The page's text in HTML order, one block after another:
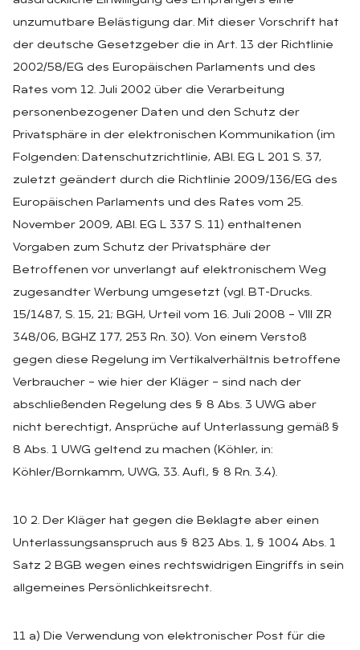
unzumutbare Belästigung dar. Mit dieser Vorschrift hat
der deutsche Gesetzgeber die in Art. 13 der Richtlinie
2002/58/EG des Europäischen Parlaments und des
Rates vom 12. Juli 2002 über die Verarbeitung
personenbezogener Daten und den Schutz der
Privatsphäre in der elektronischen Kommunikation (im
Folgenden: Datenschutzrichtlinie, ABl. EG L 201 S. 37,
zuletzt geändert durch die Richtlinie 2009/136/EG des
Europäischen Parlaments und des Rates vom 25.
November 2009, ABl. EG L 337 S. 11) enthaltenen
Vorgaben zum Schutz der Privatsphäre der
Betroffenen vor unverlangt auf elektronischem Weg
zugesandter Werbung umgesetzt (vgl. BT-Drucks.
15/1487, S. 15, 21; BGH, Urteil vom 16. Juli 2008 – VIII ZR
348/06, BGHZ 177, 253 Rn. 30). Von einem Verstoß
gegen diese Regelung im Vertikalverhältnis betroffene
Verbraucher – wie hier der Kläger – sind nach der
abschließenden Regelung des § 8 Abs. 3 UWG aber
nicht berechtigt, Ansprüche auf Unterlassung gemäß §
8 Abs. 1 UWG geltend zu machen (Köhler, in:
Köhler/Bornkamm, UWG, 33. Aufl., § 8 Rn. 3.4).
10 2. Der Kläger hat gegen die Beklagte aber einen
Unterlassungsanspruch aus § 823 Abs. 1, § 1004 Abs. 1
Satz 2 BGB wegen eines rechtswidrigen Eingriffs in sein
allgemeines Persönlichkeitsrecht.
11 a) Die Verwendung von elektronischer Post für die